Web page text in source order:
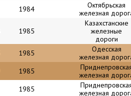
1984
Октябрьская
железная
1985
Казахстанские
железные
дороги
1985
Одесская
железная
1985
железная
1985
железная